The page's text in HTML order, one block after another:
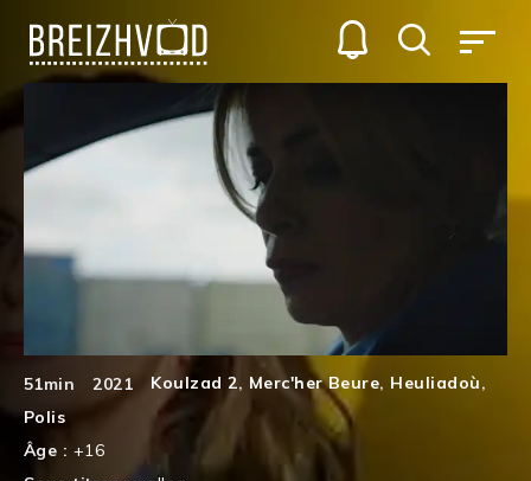
51min 2021 Koulzad 2, Merc'her Beure, Heuliadoù,
Polis
Âge : +16